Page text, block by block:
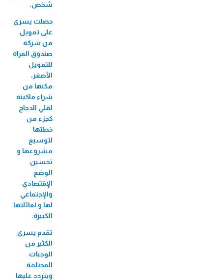
شخص.
حصلت يسرى
على تمويل
من شركة
صندوق المراة
للتمويل
الأصغر،
مكنها من
شراء ماكينة
لقلي الدجاج
كجزء من
خطتها
لتوسيع
مشروعها و
تحسين
الوضع
الإقتصادي
والإجتماعي
لها و لعائلتها
الكبيرة.
تقدم يسرى
الكثير من
الوجبات
المختلفة
ويتردد عليها